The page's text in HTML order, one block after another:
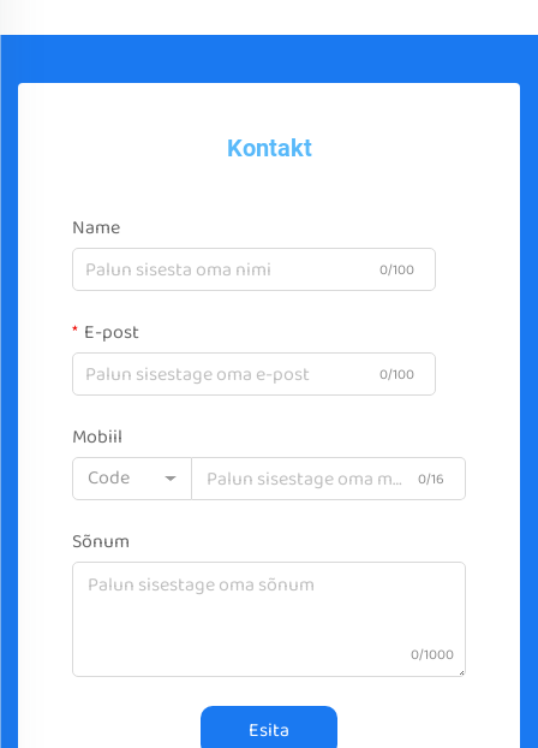
Kontakt
Name
0/100
E-post
0/100
Mobiil
Code
0/16
Sõnum
0/1000
Esita